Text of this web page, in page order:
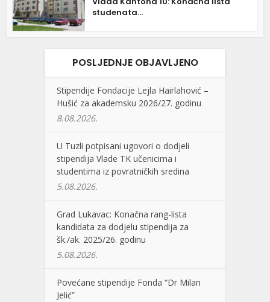
studenata...
POSLJEDNJE OBJAVLJENO
Stipendije Fondacije Lejla Hairlahović –
Hušić za akademsku 2026/27. godinu
8.08.2026.
U Tuzli potpisani ugovori o dodjeli
stipendija Vlade TK učenicima i
studentima iz povratničkih sredina
5.08.2026.
Grad Lukavac: Konačna rang-lista
kandidata za dodjelu stipendija za
šk./ak. 2025/26. godinu
5.08.2026.
Povećane stipendije Fonda “Dr Milan
Jelić”